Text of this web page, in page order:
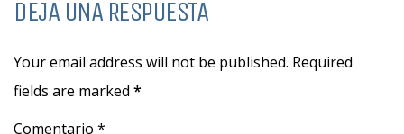
DEJA UNA RESPUESTA
Your email address will not be published. Required
fields are marked *
Comentario *